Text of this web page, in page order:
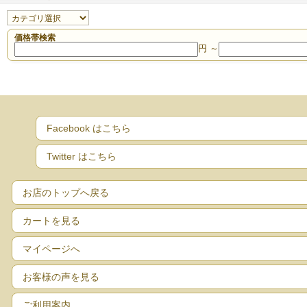
価格帯検索
円 ～
Facebook はこちら
Twitter はこちら
お店のトップへ戻る
カートを見る
マイページへ
お客様の声を見る
ご利用案内